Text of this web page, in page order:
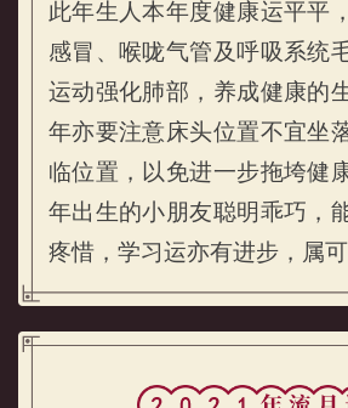
此年生人本年度健康运平平
感冒、喉咙气管及呼吸系统
运动强化肺部，养成健康的
年亦要注意床头位置不宜坐
临位置，以免进一步拖垮健
年出生的小朋友聪明乖巧，
疼惜，学习运亦有进步，属可